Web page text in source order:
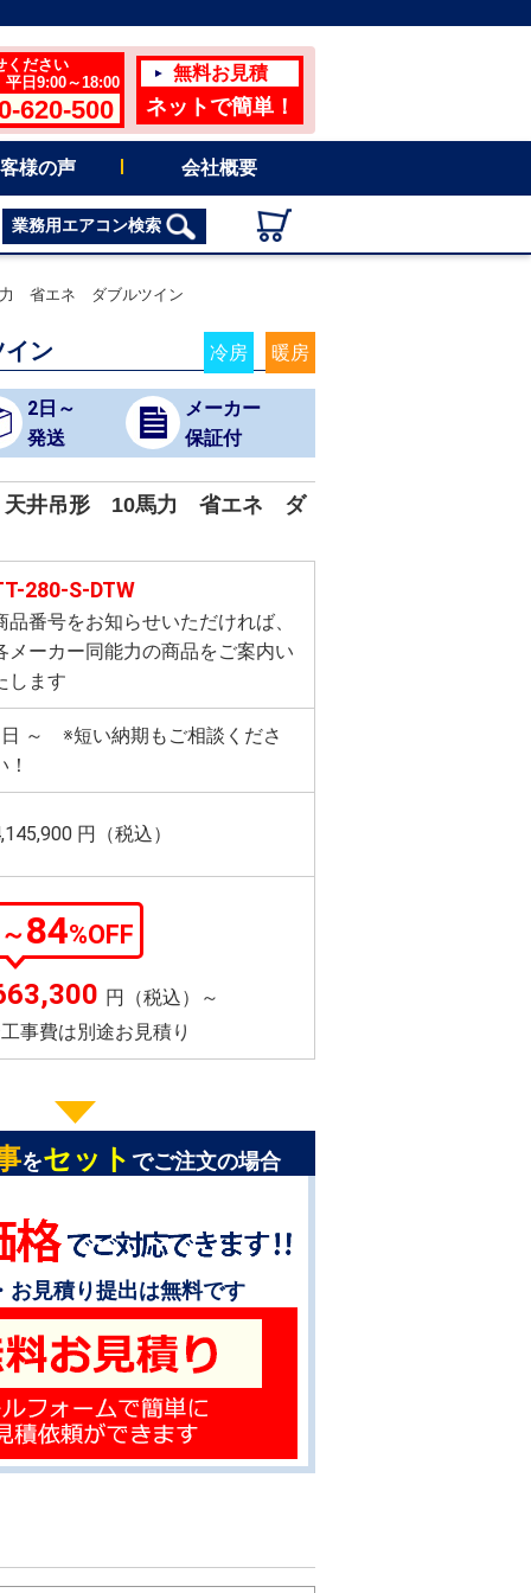
ください
日9:00～18:00
620-500
無料お見積
ネットで簡単！
様の声 会社概要
業務用エアコン検索
省エネ ダブルツイン
冷房 暖房
ン
2日～
発送
メーカー
保証付
天井吊形 10馬力 省エネ ダ
280-S-DTW
品番号をお知らせいただければ、
メーカー同能力の商品をご案内い
します
～ ※短い納期もご相談くださ
！
円（税込）
～84%OFF
円（税込）～
事費は別途お見積り
をセット でご注文の場合
お見積り提出は無料です